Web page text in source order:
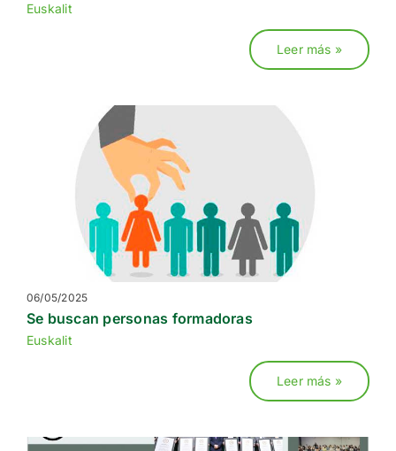
Euskalit
Leer más »
06/05/2025
Se buscan personas formadoras
Euskalit
Leer más »